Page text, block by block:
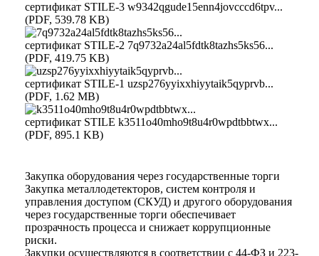
сертификат STILE-3 w9342qgude15enn4jovcccd6tpv...
(PDF, 539.78 KB)
сертификат STILE-2 7q9732a24al5fdtk8tazhs5ks56...
(PDF, 419.75 KB)
сертификат STILE-1 uzsp276yyixxhiyytaik5qyprvb...
(PDF, 1.62 MB)
сертификат STILE k3511o40mho9t8u4r0wpdtbbtwx...
(PDF, 895.1 KB)
Закупка оборудования через государственные торги
Закупка металлодетекторов, систем контроля и
управления доступом (СКУД) и другого оборудования
через государственные торги обеспечивает
прозрачность процесса и снижает коррупционные
риски.
Закупки осуществляются в соответствии с 44-ФЗ и 223-